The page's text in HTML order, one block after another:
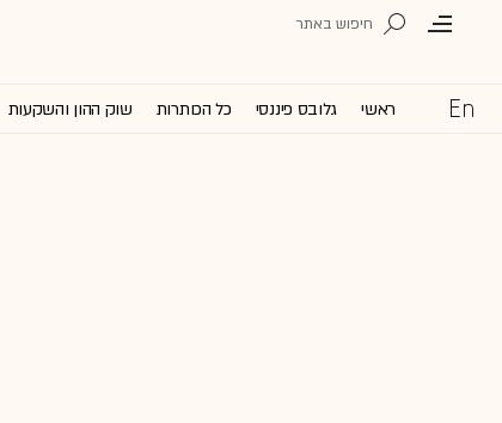
ראשי גלובס פיננסי כל הכותרות שוק ההון והשקעות